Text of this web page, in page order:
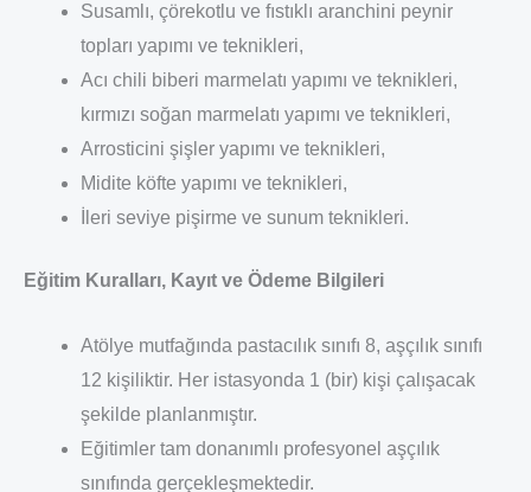
Susamlı, çörekotlu ve fıstıklı aranchini peynir
topları yapımı ve teknikleri,
Acı chili biberi marmelatı yapımı ve teknikleri,
kırmızı soğan marmelatı yapımı ve teknikleri,
Arrosticini şişler yapımı ve teknikleri,
Midite köfte yapımı ve teknikleri,
İleri seviye pişirme ve sunum teknikleri.
Eğitim Kuralları, Kayıt ve Ödeme Bilgileri
Atölye mutfağında pastacılık sınıfı 8, aşçılık sınıfı
12 kişiliktir. Her istasyonda 1 (bir) kişi çalışacak
şekilde planlanmıştır.
Eğitimler tam donanımlı profesyonel aşçılık
sınıfında gerçekleşmektedir.